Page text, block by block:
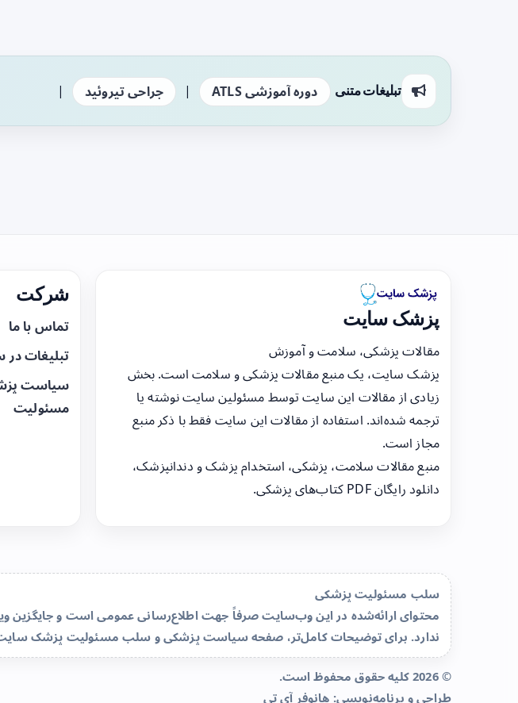
تبلیغات متنی دوره آموزشی ATLS | جراحی تیروئید |
پزشک سایت
مقالات پزشکی، سلامت و آموزش
پزشک سایت، یک منبع مقالات پزشکی و سلامت است. بخش
زیادی از مقالات این سایت توسط مسئولین سایت نوشته یا
ترجمه شده‌اند. استفاده از مقالات این سایت فقط با ذکر منبع
مجاز است.
منبع مقالات سلامت، پزشکی، استخدام پزشک و دندانپزشک،
دانلود رایگان PDF کتاب‌های پزشکی.
شرکت
تماس با ما
تبلیغات
سیاست
مسئولیت
سلب مسئولیت پزشکی
محتوای ارائه‌شده در این وب‌سایت صرفاً جهت اطلاع‌رسانی عمومی است و
ندارد. برای توضیحات کامل‌تر، صفحهسیاست پزشکی و سلب مسئولیت پزشک
© 2026 کلیه حقوق محفوظ است.
طراحی و برنامه‌نویسی: هانوفر آی تی